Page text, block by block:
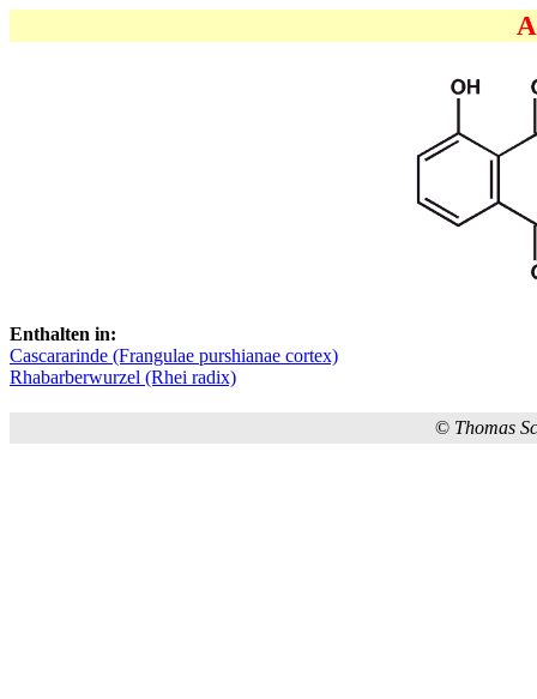
Enthalten in:
Cascararinde (Frangulae purshianae cortex)
Rhabarberwurzel (Rhei radix)
© Thomas